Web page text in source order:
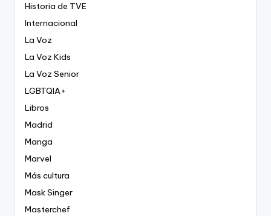
Historia de TVE
Internacional
La Voz
La Voz Kids
La Voz Senior
LGBTQIA+
Libros
Madrid
Manga
Marvel
Más cultura
Mask Singer
Masterchef